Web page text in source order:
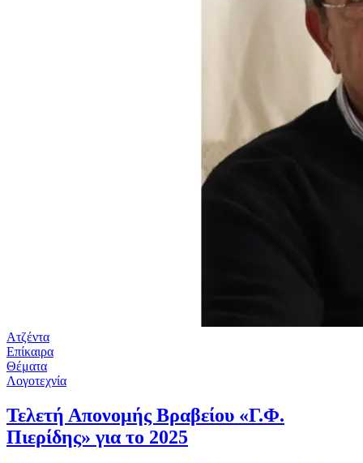
Ατζέντα
Επίκαιρα
Θέματα
Λογοτεχνία
Τελετή Απονομής Βραβείου «Γ.Φ.
Πιερίδης» για το 2025